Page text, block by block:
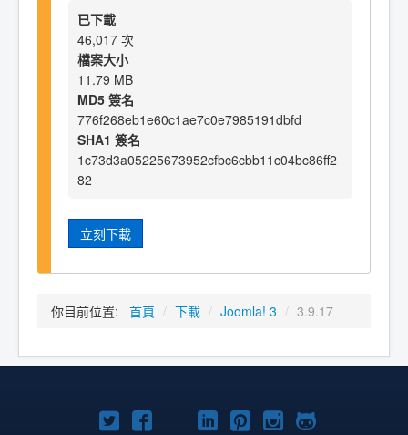
已下載
46,017 次
檔案大小
11.79 MB
MD5 簽名
776f268eb1e60c1ae7c0e7985191dbfd
SHA1 簽名
1c73d3a05225673952cfbc6cbb11c04bc86ff2
82
立刻下載
你目前位置: 首頁 / 下載 / Joomla! 3 / 3.9.17
TwitterFacebookYouTube
Linkedln
Pinterest
Instagram
GitHub